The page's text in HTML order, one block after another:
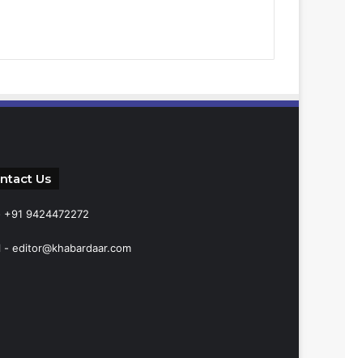
Us
+91 9424472272
- editor@khabardaar.com